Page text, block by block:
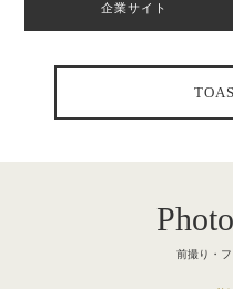
企業サイト
前撮り・